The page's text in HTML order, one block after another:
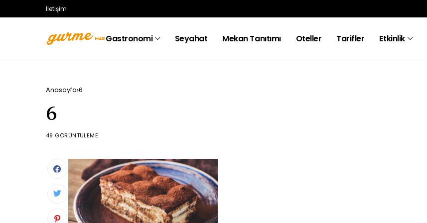
İletişim
Gastronomi Seyahat Mekan Tanıtımı Oteller Tarifler Etkinlik
Anasayfa 6
6
49 GÖRÜNTÜLEME